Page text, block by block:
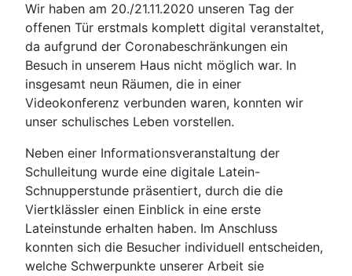
Wir haben am 20./21.11.2020 unseren Tag der
offenen Tür erstmals komplett digital veranstaltet,
da aufgrund der Coronabeschränkungen ein
Besuch in unserem Haus nicht möglich war. In
insgesamt neun Räumen, die in einer
Videokonferenz verbunden waren, konnten wir
unser schulisches Leben vorstellen.
Neben einer Informationsveranstaltung der
Schulleitung wurde eine digitale Latein-
Schnupperstunde präsentiert, durch die die
Viertklässler einen Einblick in eine erste
Lateinstunde erhalten haben. Im Anschluss
konnten sich die Besucher individuell entscheiden,
welche Schwerpunkte unserer Arbeit sie